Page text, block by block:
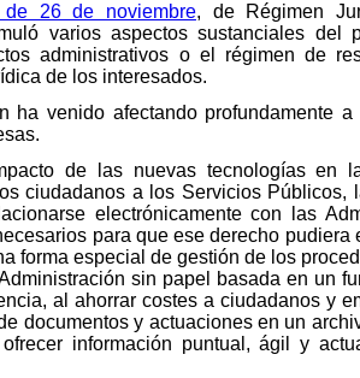
de 26 de noviembre, de Régimen
varios aspectos sustanciales del
administrativos o el régimen de
de los interesados.
venido afectando profundamente a
de las nuevas tecnologías en
ciudadanos a los Servicios Públicos,
electrónicamente con las
para que ese derecho pudiera
forma especial de gestión de los
sin papel basada en un
al ahorrar costes a ciudadanos y
documentos y actuaciones en un
información puntual, ágil y